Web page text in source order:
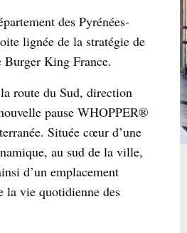
des Pyrénées-
lignée de la stratégie de
King France.
route du Sud, direction
pause WHOPPER®
Située cœur d’une
au sud de la ville,
d’un emplacement
la vie quotidienne des